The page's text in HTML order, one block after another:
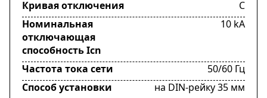
Кривая отключения
C
Номинальная
отключающая
способность Icn
10 kA
Частота тока сети
50/60 Гц
Способ установки
на DIN-рейку 35 мм